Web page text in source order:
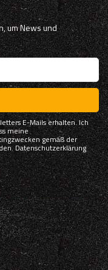
um News und
E-Mails erhalten. Ich
meine
gemäß der
Datenschutzerklärung